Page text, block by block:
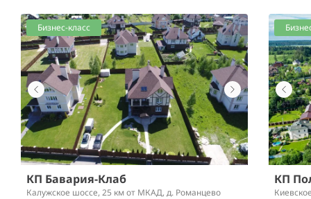
Бизнес-класс
КП Бавария-Клаб
Калужское шоссе, 25 км от МКАД, д. Романцево
КП